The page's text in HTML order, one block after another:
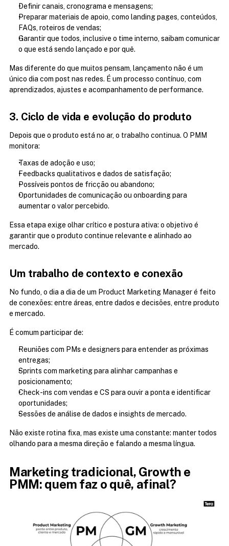
Definir canais, cronograma e mensagens;
Preparar materiais de apoio, como landing pages, conteúdos,
FAQs, roteiros de vendas;
Garantir que todos, inclusive o time interno, saibam comunicar
o que está sendo lançado e por quê.
Mas diferente do que muitos pensam, lançamento não é um
único dia com post nas redes. É um processo contínuo, com
aprendizados, ajustes e acompanhamento de performance.
3. Ciclo de vida e evolução do produto
Depois que o produto está no ar, o trabalho continua. O PMM
monitora:
Taxas de adoção e uso;
Feedbacks qualitativos e dados de satisfação;
Possíveis pontos de fricção ou abandono;
Oportunidades de comunicação ou onboarding para
aumentar o valor percebido.
Essa etapa exige olhar crítico e postura ativa: o objetivo é
garantir que o produto continue relevante e alinhado ao
mercado.
Um trabalho de contexto e conexão
No fundo, o dia a dia de um Product Marketing Manager é feito
de conexões: entre áreas, entre dados e decisões, entre produto
e mercado.
É comum participar de:
Reuniões com PMs e designers para entender as próximas
entregas;
Sprints com marketing para alinhar campanhas e
posicionamento;
Check-ins com vendas e CS para ouvir a ponta e identificar
oportunidades;
Sessões de análise de dados e insights de mercado.
Não existe rotina fixa, mas existe uma constante: manter todos
olhando para a mesma direção e falando a mesma língua.
Marketing tradicional, Growth e
PMM: quem faz o quê, afinal?